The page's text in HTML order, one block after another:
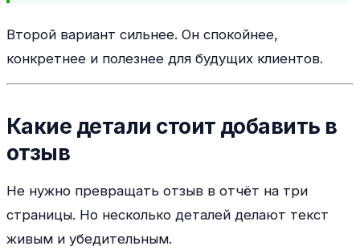
Второй вариант сильнее. Он спокойнее,
конкретнее и полезнее для будущих клиентов.
Какие детали стоит добавить в
отзыв
Не нужно превращать отзыв в отчёт на три
страницы. Но несколько деталей делают текст
живым и убедительным.